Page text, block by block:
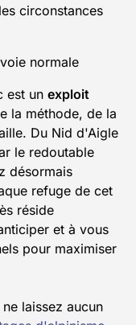
circonstances
est un exploit
la méthode, de la
Du Nid d'Aigle
le redoutable
désormais
refuge de cet
réside
et à vous
pour maximiser
laissez aucun